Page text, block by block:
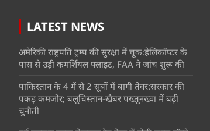
LATEST NEWS
अमेरिकी राष्ट्रपति ट्रम्प की सुरक्षा में चूक:हेलिकॉप्टर के
पास से उड़ी कमर्शियल फ्लाइट, FAA ने जांच शुरू की
पाकिस्तान के 4 में से 2 सूबों में बागी तेवर:सरकार की
पकड़ कमजोर; बलूचिस्तान-खैबर पख्तूनख्वा में बढ़ी
चुनौती